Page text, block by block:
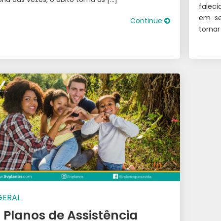
Continue
em
tornar
Planos de Assistência